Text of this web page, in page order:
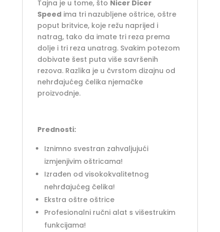
Tajna je u tome, što Nicer Dicer
Speedima tri nazubljene oštrice, oštre
poput britvice, koje režu naprijed i
natrag, tako da imate tri reza prema
dolje i tri reza unatrag. Svakim potezom
dobivate šest puta više savršenih
rezova. Razlika je u čvrstom dizajnu od
nehrđajućeg čelika njemačke
proizvodnje.
Prednosti:
Iznimno svestran zahvaljujući
izmjenjivim oštricama!
Izrađen od visokokvalitetnog
nehrđajućeg čelika!
Ekstra oštre oštrice
Profesionalni ručni alat s višestrukim
funkcijama!